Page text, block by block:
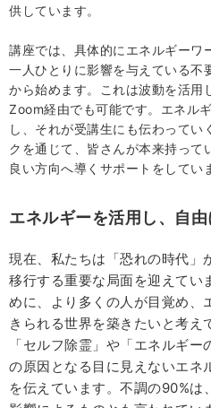
供しています。
講座では、具体的にエネルギーワ
一人ひとりに影響を与えている不
から始めます。これは波動を活用
Zoom経由でも可能です。エネル
し、それが受講生にも伝わってい
クを通じて、皆さんが本来持って
良い方向へ導くサポートをしてい
エネルギーを活用し、自
現在、私たちは「恐れの時代」
移行する重要な局面を迎えてい
めに、より多くの人が目覚め、
きられる世界を築きたいと考え
「セルフ除霊」や「エネルギ
の原因となる目に見えないエネ
を伝えています。不調の90%